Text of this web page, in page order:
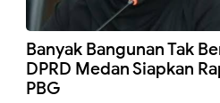
Banyak Bangunan Tak
DPRD Medan Siapkan
PBG